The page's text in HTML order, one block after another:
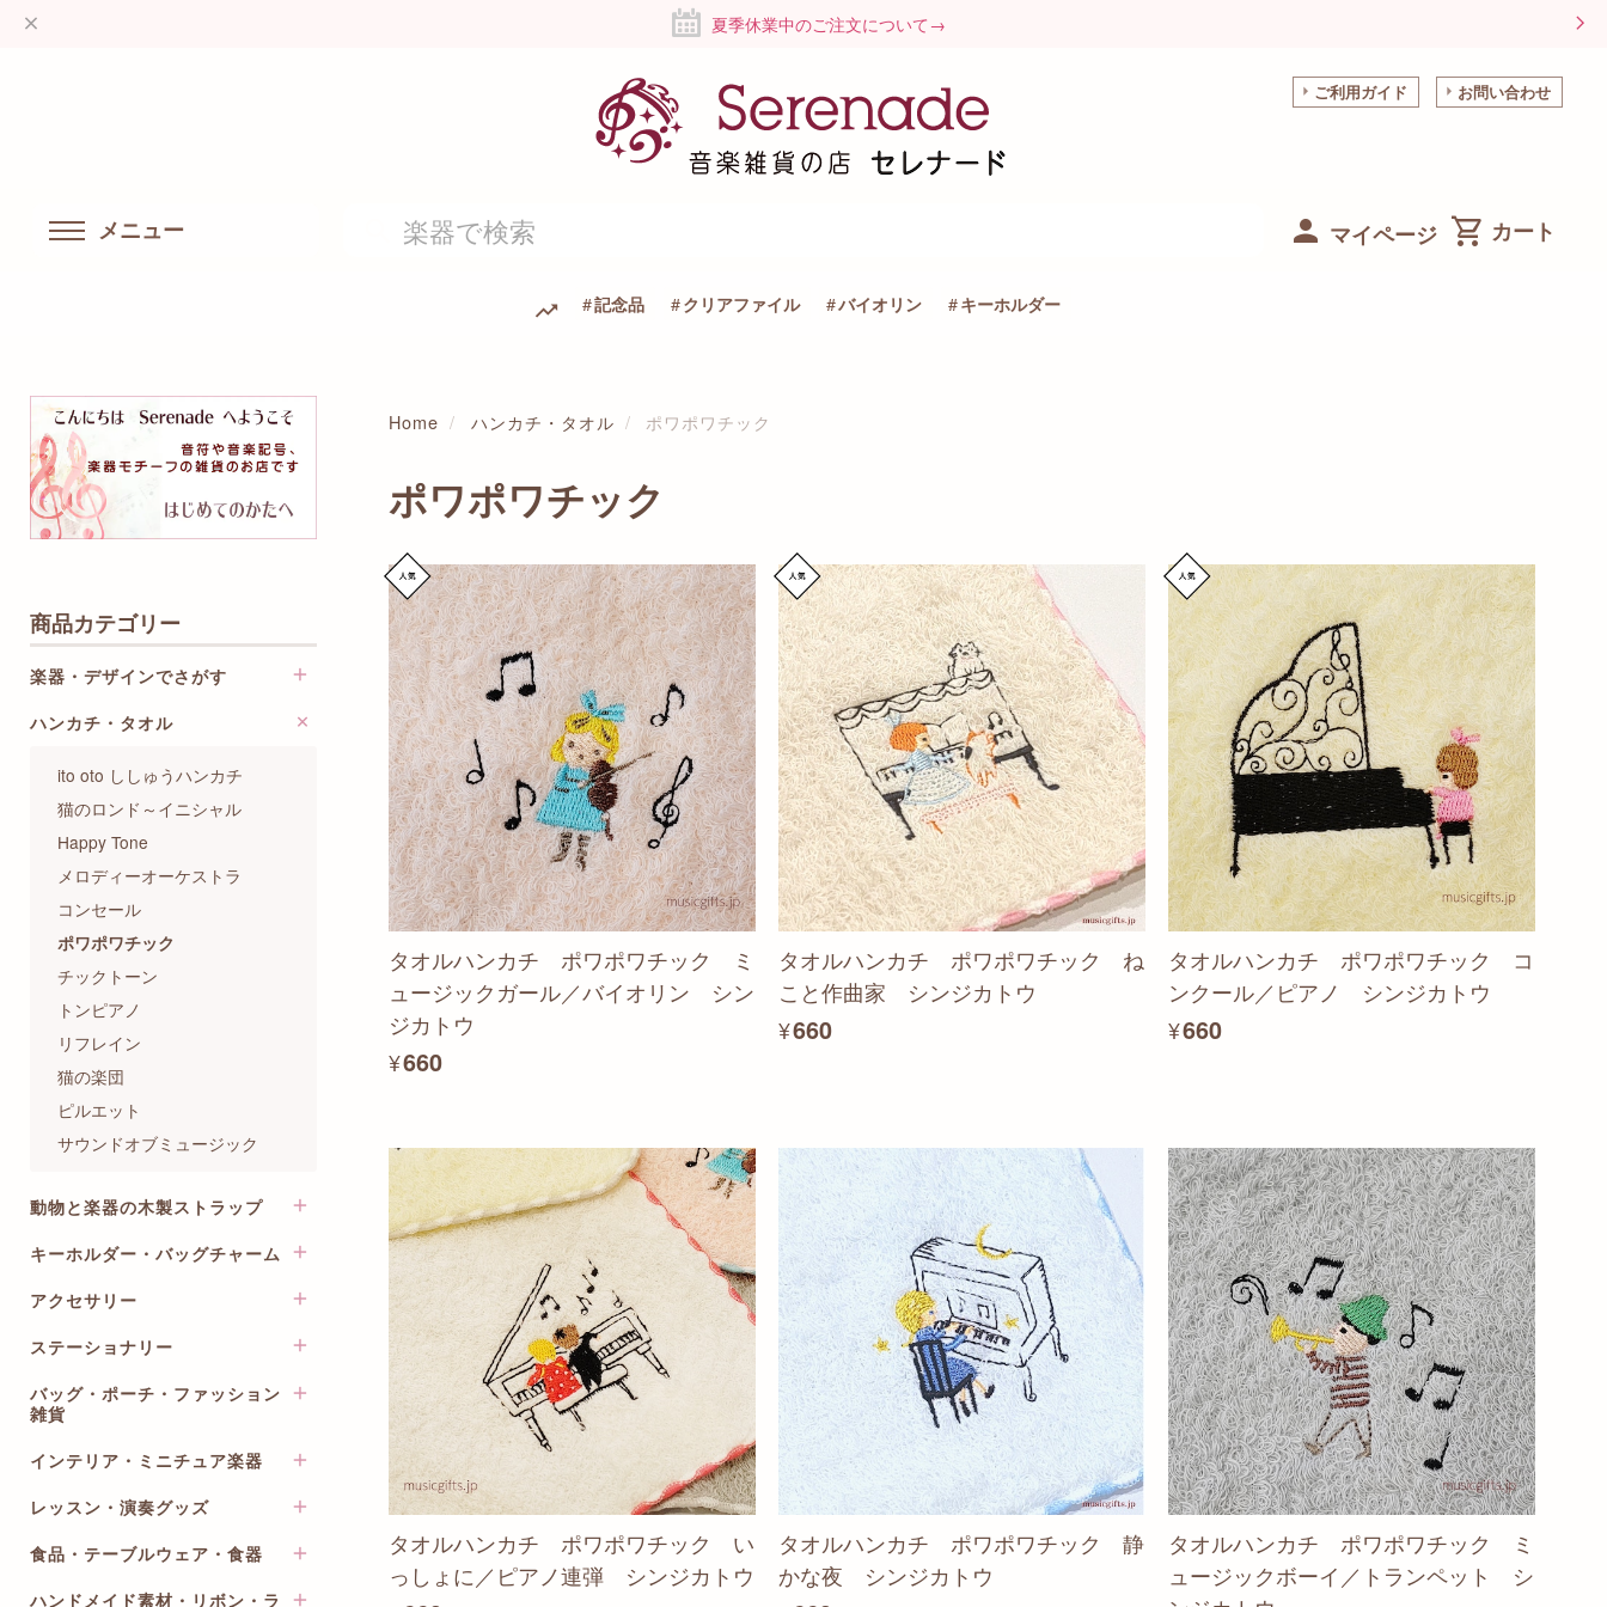
夏季休業中のご注文について→
ご利用ガイド お問い合わせ
メニュー マイページ
記念品 クリアファイル バイオリン キーホルダー
商品カテゴリー
楽器・デザインでさがす
音符・音楽記号・楽譜柄
チ
作曲家・楽曲
バレエ
ハンカチ・タオル
ito oto ししゅうハンカチ
猫のロンド～イニシャル
Happy Tone
メロディーオーケストラ
コンセール
ポワポワチック
チックトーン
トンピアノ
リフレイン
猫の楽団
ピルエット
サウンドオブミュージック
動物と楽器の木製ストラップ
楽器のストラップ
動物と楽器のストラップ
楽器の木製ブローチ
キーホルダー・バッグチャーム
オールミュージックシリーズ
バンカクラフト VANCA
DALLAITI レザーキーホルダー
リーズ
バッグチャーム
ラップ
アクセサリー
イヤリング・ピアス
ネックレス・ペンダント
ブローチ・ブレスレット・リ
ヘアアクセサリー
ミニチュア楽器ピンバッジ
ネクタイピン
ステーショナリー
クリアファイル
楽譜ファイル
ノート・メモ・付箋
レターセット・封筒
削り
ペンケース・ブックカバー・
バッグ・ポーチ・ファッション
雑貨
レッスンバッグ・トートバッ
ポーチ・巾着・ティッシュケ
その他
インテリア・ミニチュア楽器
アンティークシャープナー
プリザーブドフラワー
レッスン・演奏グッズ
BeauTone
鍵盤・ペダルカバー
食品・テーブルウェア・食器
ハンドメイド素材・リボン・ラ
Home ハンカチ・タオル ポワポワチック
ポワポワチック
タオルハンカチ ポワポワチック ミ
ュージックガール／バイオリン シン
ジカトウ
¥660
タオルハンカチ ポワポワチック ね
こと作曲家 シンジカトウ
¥660
タオルハンカチ ポワポワチック コ
ンクール／ピアノ シンジカトウ
¥660
タオルハンカチ ポワポワチック い
っしょに／ピアノ連弾 シンジカトウ
タオルハンカチ ポワポワチック 静
かな夜 シンジカトウ
タオルハンカチ ポワポワチック ミ
ュージックボーイ／トランペット シ